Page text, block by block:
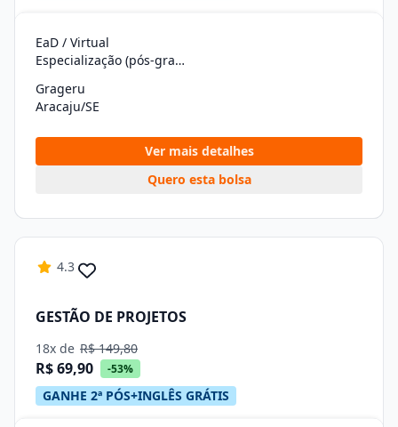
EaD / Virtual
Especialização (pós-graduação)
Grageru
Aracaju/SE
Ver mais detalhes
Quero esta bolsa
4.3
GESTÃO DE PROJETOS
18x de R$ 149,80
R$ 69,90 -53%
GANHE 2ª PÓS+INGLÊS GRÁTIS